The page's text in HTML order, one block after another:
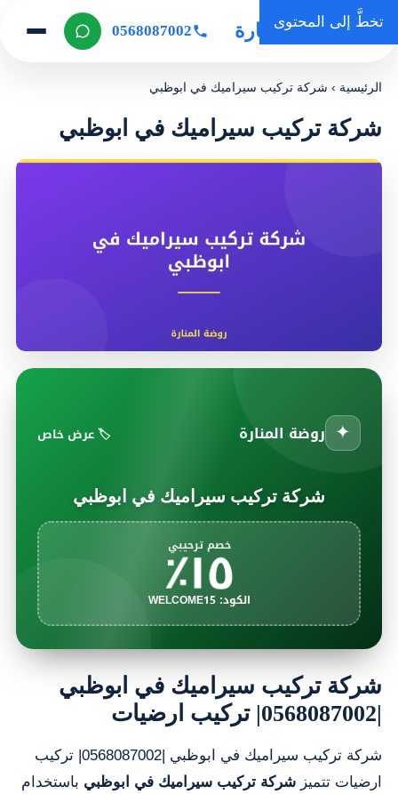
تخطَّ إلى المحتوى
روضة المنارة 0568087002
الرئيسية ›شركة تركيب سيراميك في ابوظبي
شركة تركيب سيراميك في ابوظبي
✦ روضة المنارة 🏷️ عرض خاص
شركة تركيب سيراميك في ابوظبي
خصم ترحيبي
١٥٪الكود: WELCOME15
شركة تركيب سيراميك في ابوظبي
|0568087002| تركيب ارضيات
شركة تركيب سيراميك في ابوظبي |0568087002| تركيب
ارضيات تتميز شركة تركيب سيراميك في ابوظبي باستخدام